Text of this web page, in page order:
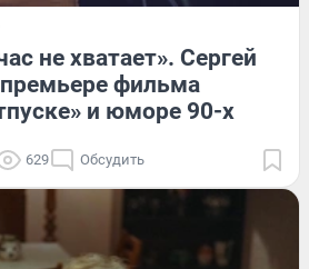
не хватает». Сергей
фильма
и юморе 90-х
629 Обсудить